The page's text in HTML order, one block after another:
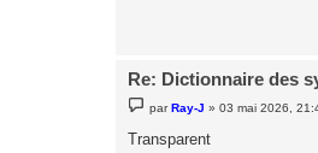
Re: Dictionnaire des
e
s
parRay-J »03 mai 2026,
Transparent